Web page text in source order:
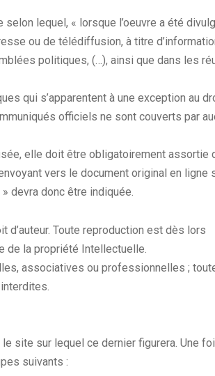
lequel, « lorsque l’oeuvre a été
ou de télédiffusion, à titre
politiques, (…), ainsi que dans les
qui s’apparentent à une exception au
officiels ne sont couverts par
elle doit être obligatoirement assortie
vers le document original en ligne
devra donc être indiquée.
Toute reproduction est dès lors
de la propriété Intellectuelle.
associatives ou professionnelles ;
site sur lequel ce dernier figurera. Une
suivants :